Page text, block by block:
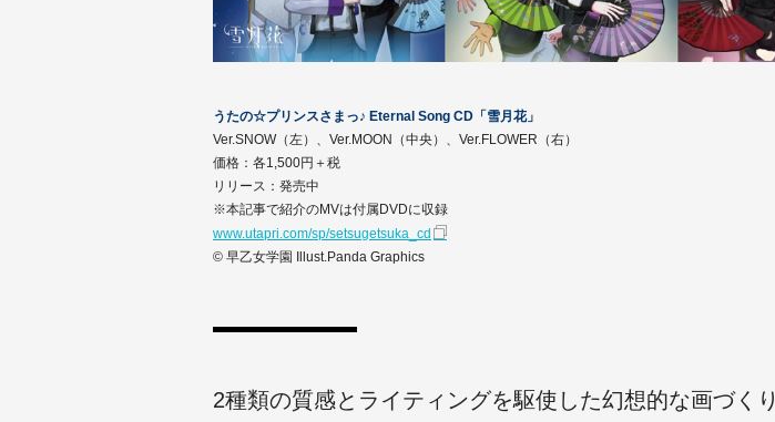
うたの☆プリンスさまっ♪ Eternal Song CD「雪月花」
Ver.SNOW（左）、Ver.MOON（中央）、Ver.FLOWER（右）
価格：各1,500円＋税
リリース：発売中
※本記事で紹介のMVは付属DVDに収録
www.utapri.com/sp/setsugetsuka_cd
© 早乙女学園 Illust.Panda Graphics
2種類の質感とライティングを駆使した幻想的な画づくり